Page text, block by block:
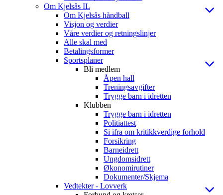
Om Kjelsås IL
Om Kjelsås håndball
Visjon og verdier
Våre verdier og retningslinjer
Alle skal med
Betalingsformer
Sportsplaner
Bli medlem
Åpen hall
Treningsavgifter
Trygge barn i idretten
Klubben
Trygge barn i idretten
Politiattest
Si ifra om kritikkverdige forhold
Forsikring
Barneidrett
Ungdomsidrett
Økonomirutiner
Dokumenter/Skjema
Vedtekter - Lovverk